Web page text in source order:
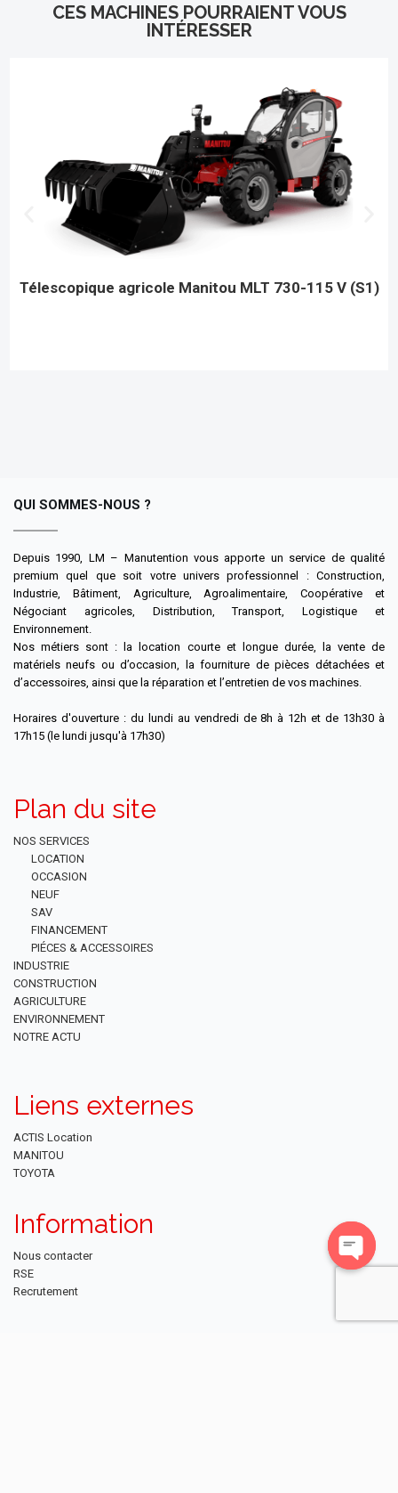
CES MACHINES POURRAIENT VOUS
INTÉRESSER
Télescopique agricole Manitou MLT 730-115 V (S1)
QUI SOMMES-NOUS ?
Depuis 1990, LM – Manutention vous apporte un service de qualité
premium quel que soit votre univers professionnel : Construction,
Industrie, Bâtiment, Agriculture, Agroalimentaire, Coopérative et
Négociant agricoles, Distribution, Transport, Logistique et
Environnement.
Nos métiers sont : la location courte et longue durée, la vente de
matériels neufs ou d’occasion, la fourniture de pièces détachées et
d’accessoires, ainsi que la réparation et l’entretien de vos machines.
Horaires d'ouverture : du lundi au vendredi de 8h à 12h et de 13h30 à
17h15 (le lundi jusqu'à 17h30)
Plan du site
NOS SERVICES
LOCATION
OCCASION
NEUF
SAV
FINANCEMENT
PIÉCES & ACCESSOIRES
INDUSTRIE
CONSTRUCTION
AGRICULTURE
ENVIRONNEMENT
NOTRE ACTU
Liens externes
ACTIS Location
MANITOU
TOYOTA
Information
Nous contacter
RSE
Recrutement
Open